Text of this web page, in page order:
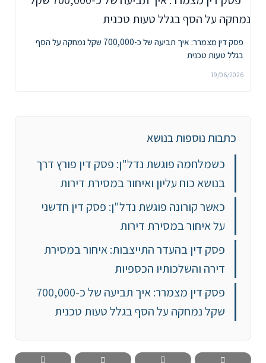
פסק דין מצמרר: איך תביעה של כ-700,000 שקל נמחקה על הסף
בגלל טעות טכנית
19/06/2026
כתבות נוספות בנושא
כשמלחמה פוגשת נדל"ן: פסק דין פורץ דרך
בנושא כוח עליון ואיחור במסירת דירות
כאשר קורונה פוגשת נדל"ן: פסק דין חדשני
על איחור במסירת דירות
פסק דין בהעדר התייצבות: איחור במסירת
דירה והשלכותיו הכספיות
פסק דין מצמרר: איך תביעה של כ-700,000
שקל נמחקה על הסף בגלל טעות טכנית